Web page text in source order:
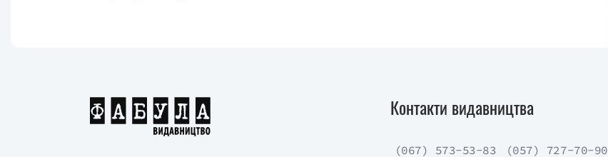
Контакти видавництва
(067) 573-53-83 (057) 727-70-90